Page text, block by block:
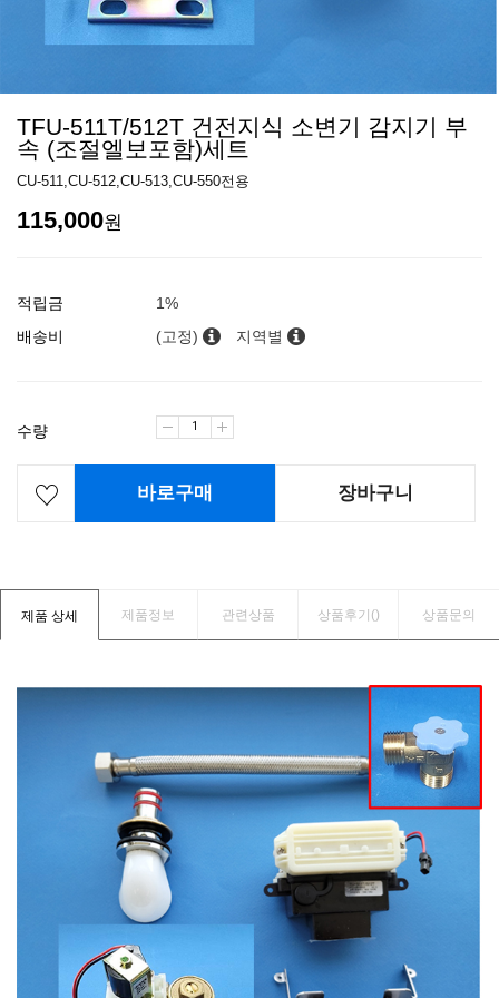
TFU-511T/512T 건전지식 소변기 감지기 부
속 (조절엘보포함)세트
CU-511,CU-512,CU-513,CU-550전용
115,000원
적립금
1%
배송비
(고정) 지역별
수량
바로구매 장바구니
제품 상세 제품정보 관련상품 상품후기() 상품문의